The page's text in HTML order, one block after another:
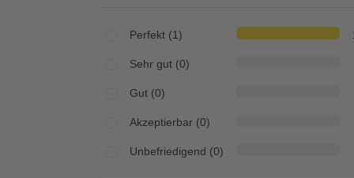
Perfekt (1)
Sehr gut (0)
Gut (0)
Akzeptierbar (0)
Unbefriedigend (0)